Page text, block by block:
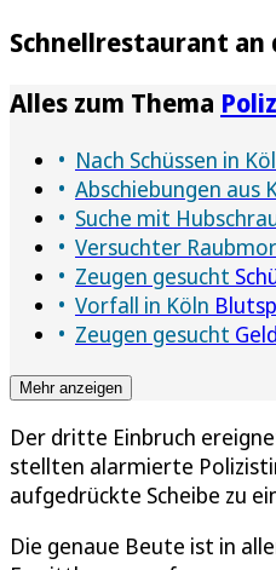
Schnellrestaurant
Alles zum Thema
Nach Schüssen in
Abschiebungen aus
Suche mit
Versuchter
Zeugen gesucht
Vorfall in Köln
Zeugen gesucht
Mehr anzeigen
Der dritte Einbruch
stellten alarmierte
aufgedrückte Scheibe zu
Die genaue Beute ist in